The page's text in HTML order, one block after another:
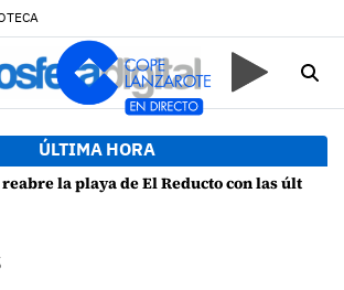
ÚLTIMA HORA
de El Reducto con las últimas analíticas mostrando "una buena calidad de las aguas para el baño"